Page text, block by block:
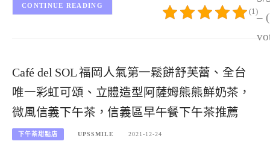
–
(1)
CONTINUE READING
Café del SOL 福岡人氣第一鬆餅舒芙蕾、全台
唯一彩虹可頌、立體造型阿薩姆熊熊鮮奶茶，
微風信義下午茶，信義區早午餐下午茶推薦
下午茶甜點店 UPSSMILE 2021-12-24